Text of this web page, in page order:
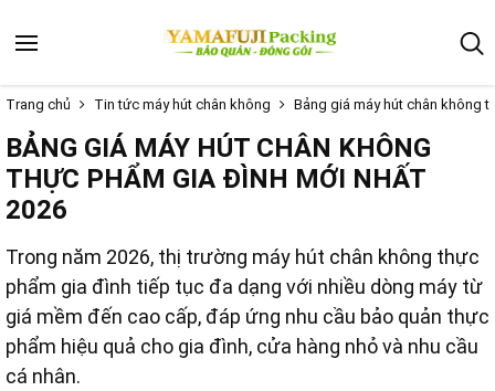
Trang chủ Tin tức máy hút chân không Bảng giá máy hút chân không
BẢNG GIÁ MÁY HÚT CHÂN KHÔNG
THỰC PHẨM GIA ĐÌNH MỚI NHẤT
2026
Trong năm 2026, thị trường máy hút chân không thực
phẩm gia đình tiếp tục đa dạng với nhiều dòng máy từ
giá mềm đến cao cấp, đáp ứng nhu cầu bảo quản thực
phẩm hiệu quả cho gia đình, cửa hàng nhỏ và nhu cầu
cá nhân.